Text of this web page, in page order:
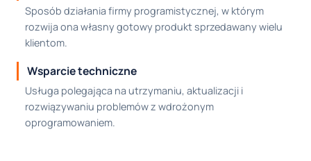
Sposób działania firmy programistycznej, w którym
rozwija ona własny gotowy produkt sprzedawany wielu
klientom.
Wsparcie techniczne
Usługa polegająca na utrzymaniu, aktualizacji i
rozwiązywaniu problemów z wdrożonym
oprogramowaniem.